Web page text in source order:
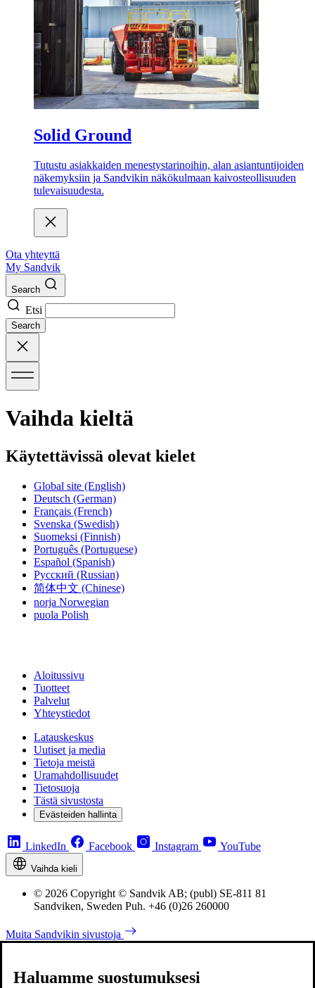
Solid Ground
Tutustu asiakkaiden menestystarinoihin, alan asiantuntijoiden
näkemyksiin ja Sandvikin näkökulmaan kaivosteollisuuden
tulevaisuudesta.
Ota yhteyttä
My Sandvik
Search
Etsi
Search
Vaihda kieltä
Käytettävissä olevat kielet
Global site (English)
Deutsch (German)
Français (French)
Svenska (Swedish)
Suomeksi (Finnish)
Português (Portuguese)
Español (Spanish)
Русский (Russian)
简体中文 (Chinese)
norja Norwegian
puola Polish
Aloitussivu
Tuotteet
Palvelut
Yhteystiedot
Latauskeskus
Uutiset ja media
Tietoja meistä
Uramahdollisuudet
Tietosuoja
Tästä sivustosta
Evästeiden hallinta
LinkedIn Facebook Instagram YouTube
Vaihda kieli
© 2026 Copyright © Sandvik AB; (publ) SE-811 81
Sandviken, Sweden Puh. +46 (0)26 260000
Muita Sandvikin sivustoja
Haluamme suostumuksesi